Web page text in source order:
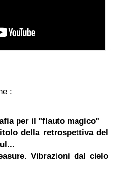
:
per il "flauto magico"
della retrospettiva del
Vibrazioni dal cielo